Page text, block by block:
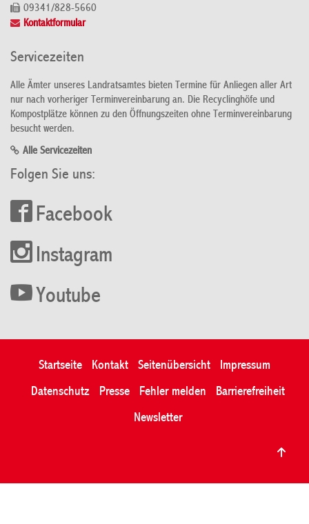
09341/828-5660
Kontaktformular
Servicezeiten
Alle Ämter unseres Landratsamtes bieten Termine für Anliegen aller Art
nur nach vorheriger Terminvereinbarung an. Die Recyclinghöfe und
Kompostplätze können zu den Öffnungszeiten ohne Terminvereinbarung
besucht werden.
Alle Servicezeiten
Folgen Sie uns:
Facebook
Instagram
Youtube
Startseite Kontakt Seitenübersicht
Impressum
Datenschutz
Presse Fehler melden
Barrierefreiheit
Newsletter